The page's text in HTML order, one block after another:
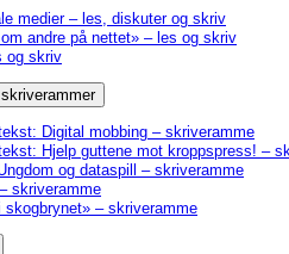
medier – les, diskuter og skriv
andre på nettet» – les og skriv
og skriv
Digital mobbing – skriveramme
Hjelp guttene mot kroppspress! –
og dataspill – skriveramme
skriveramme
skogbrynet» – skriveramme